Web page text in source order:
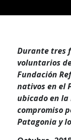
Durante tres
voluntarios
Fundación
nativos en el
ubicado en la
compromiso
Patagonia y